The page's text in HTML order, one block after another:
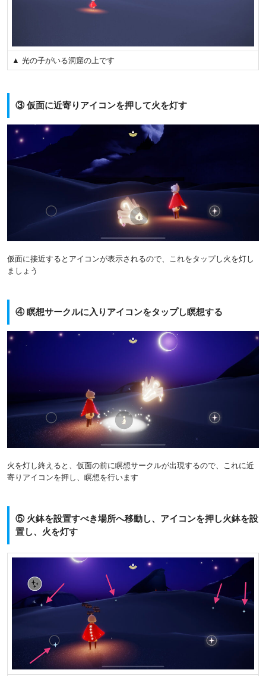
▲ 光の子がいる洞窟の上です
③ 仮面に近寄りアイコンを押して火を灯す
仮面に接近するとアイコンが表示されるので、これをタップし火を灯し
ましょう
④ 瞑想サークルに入りアイコンをタップし瞑想する
火を灯し終えると、仮面の前に瞑想サークルが出現するので、これに近
寄りアイコンを押し、瞑想を行います
⑤ 火鉢を設置すべき場所へ移動し、アイコンを押し火鉢を設
置し、火を灯す